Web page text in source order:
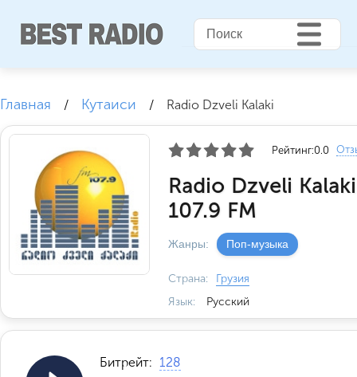
Главная / Кутаиси / Radio Dzveli Kalaki
Рейтинг:0.0
Radio Dzveli
107.9 FM
Жанры: Поп-музыка
Страна:
Грузия
Язык:
Русский
Битрейт: 128